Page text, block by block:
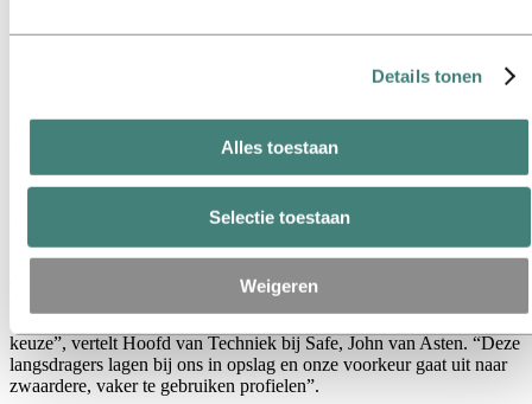
Details tonen
Alles toestaan
Selectie toestaan
Weigeren
Medewerkers en carrières
Een closing-the-loop succesverhaal: de
aluminium profielen van Safe
Een win-win voor zowel Hydro als Safe door de afgeschreven
aluminium profielen genaamd langsdragers, waaruit de
ondersteuningsconstructies van Safe bestaan, in te leveren bij Hydro
keuze”, vertelt Hoofd van Techniek bij Safe, John van Asten. “Deze
langsdragers lagen bij ons in opslag en onze voorkeur gaat uit naar
zwaardere, vaker te gebruiken profielen”.